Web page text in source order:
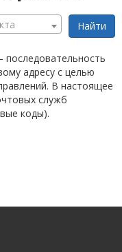
адресу с целью
В настоящее
служб
коды).